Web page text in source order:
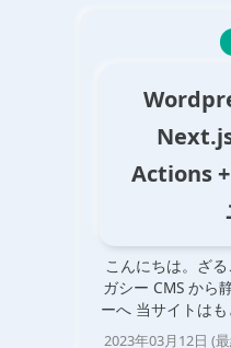
Actions
こんにちは。ざ
ガシー CMS から
ーへ 当サイトは
う CMS
2023年03月12日 (